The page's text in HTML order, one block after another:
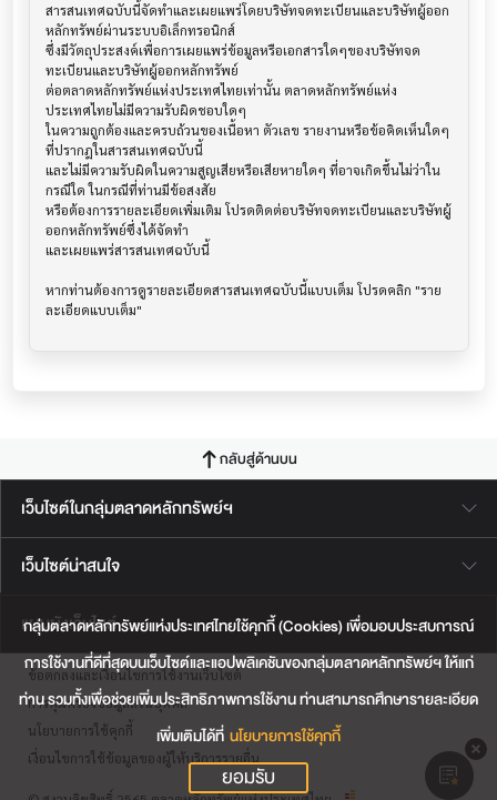
กลุ่มตลาดหลักทรัพย์แห่งประเทศไทยใช้คุกกี้ (Cookies) เพื่อมอบประสบการณ์
การใช้งานที่ดีที่สุดบนเว็บไซต์และแอปพลิเคชันของกลุ่มตลาดหลักทรัพย์ฯ ให้แก่
ท่าน รวมทั้งเพื่อช่วยเพิ่มประสิทธิภาพการใช้งาน ท่านสามารถศึกษารายละเอียด
เพิ่มเติมได้ที่ นโยบายการใช้คุกกี้
ยอมรับ
สารสนเทศฉบับนี้จัดทำและเผยแพร่โดยบริษัทจดทะเบียนและบริษัทผู้ออก
หลักทรัพย์ผ่านระบบอิเล็กทรอนิกส์
ซึ่งมีวัตถุประสงค์เพื่อการเผยแพร่ข้อมูลหรือเอกสารใดๆของบริษัทจด
ทะเบียนและบริษัทผู้ออกหลักทรัพย์
ต่อตลาดหลักทรัพย์แห่งประเทศไทยเท่านั้น ตลาดหลักทรัพย์แห่ง
ประเทศไทยไม่มีความรับผิดชอบใดๆ
ในความถูกต้องและครบถ้วนของเนื้อหา ตัวเลข รายงานหรือข้อคิดเห็นใดๆ
ที่ปรากฎในสารสนเทศฉบับนี้
และไม่มีความรับผิดในความสูญเสียหรือเสียหายใดๆ ที่อาจเกิดขึ้นไม่ว่าใน
กรณีใด ในกรณีที่ท่านมีข้อสงสัย
หรือต้องการรายละเอียดเพิ่มเติม โปรดติดต่อบริษัทจดทะเบียนและบริษัทผู้
ออกหลักทรัพย์ซึ่งได้จัดทำ
และเผยแพร่สารสนเทศฉบับนี้
หากท่านต้องการดูรายละเอียดสารสนเทศฉบับนี้แบบเต็ม โปรดคลิก "ราย
กลับสู่ด้านบน
เว็บไซต์ในกลุ่มตลาดหลักทรัพย์ฯ
เว็บไซต์น่าสนใจ
แผนผังเว็บไซต์
ข้อตกลงและเงื่อนไขการใช้งานเว็บไซต์
การคุ้มครองข้อมูลส่วนบุคคล
นโยบายการใช้คุกกี้
เงื่อนไขการใช้ข้อมูลของผู้ให้บริการรายอื่น